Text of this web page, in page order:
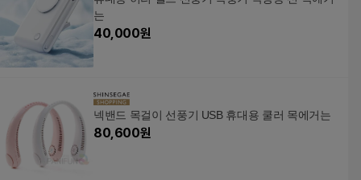
는
40,000원
넥밴드 목걸이 선풍기 USB 휴대용 쿨러 목에거는
80,600원